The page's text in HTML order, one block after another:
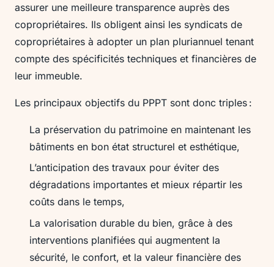
assurer une meilleure transparence auprès des
copropriétaires. Ils obligent ainsi les syndicats de
copropriétaires à adopter un plan pluriannuel tenant
compte des spécificités techniques et financières de
leur immeuble.
Les principaux objectifs du PPPT sont donc triples :
La préservation du patrimoine en maintenant les
bâtiments en bon état structurel et esthétique,
L’anticipation des travaux pour éviter des
dégradations importantes et mieux répartir les
coûts dans le temps,
La valorisation durable du bien, grâce à des
interventions planifiées qui augmentent la
sécurité, le confort, et la valeur financière des